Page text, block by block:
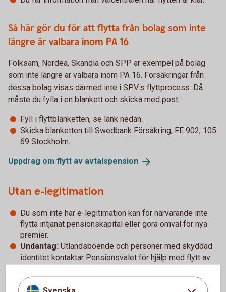
Så här gör du för att flytta från bolag som inte
längre är valbara inom PA 16
Folksam, Nordea, Skandia och SPP är exempel på bolag
som inte längre är valbara inom PA 16. Försäkringar från
dessa bolag visas därmed inte i SPV:s flyttprocess. Då
måste du fylla i en blankett och skicka med post.
Fyll i flyttblanketten, se länk nedan.
Skicka blanketten till Swedbank Försäkring, FE 902, 105
69 Stockholm.
Uppdrag om flytt av avtalspension
Utan e-legitimation
Du som inte har e-legitimation kan för närvarande inte
flytta intjänat pensionskapital eller göra omval för nya
premier.
Undantag: Utlandsboende och personer med skyddad
identitet kontaktar Pensionsvalet för hjälp med flytt av